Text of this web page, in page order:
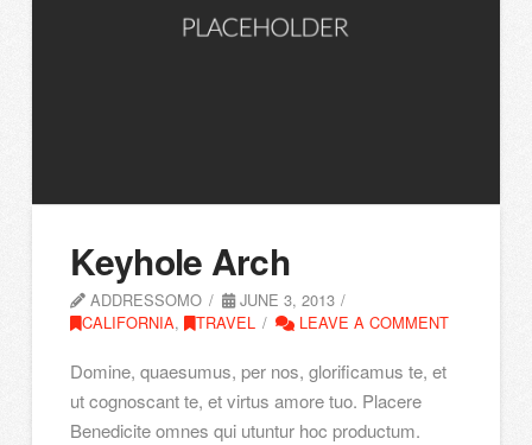
Keyhole Arch
ADDRESSOMO
JUNE 3, 2013
CALIFORNIA, TRAVEL LEAVE A COMMENT
Domine, quaesumus, per nos, glorificamus te, et
ut cognoscant te, et virtus amore tuo. Placere
Benedicite omnes qui utuntur hoc productum.